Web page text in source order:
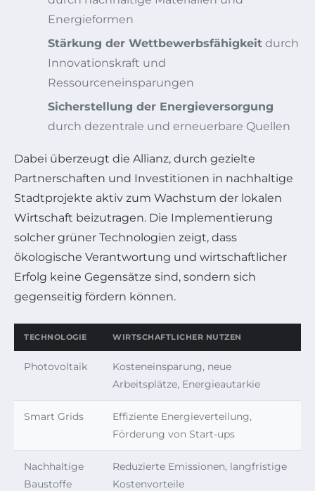
Energieformen
Stärkung der Wettbewerbsfähigkeit durch
Innovationskraft und
Ressourceneinsparungen
Sicherstellung der Energieversorgung
durch dezentrale und erneuerbare Quellen
Dabei überzeugt die Allianz, durch gezielte
Partnerschaften und Investitionen in nachhaltige
Stadtprojekte aktiv zum Wachstum der lokalen
Wirtschaft beizutragen. Die Implementierung
solcher grüner Technologien zeigt, dass
ökologische Verantwortung und wirtschaftlicher
Erfolg keine Gegensätze sind, sondern sich
gegenseitig fördern können.
TECHNOLOGIE WIRTSCHAFTLICHER NUTZEN
Photovoltaik
Kosteneinsparung, neue
Arbeitsplätze, Energieautarkie
Smart Grids
Effiziente Energieverteilung,
Förderung von Start-ups
Nachhaltige
Baustoffe
Reduzierte Emissionen, langfristige
Kostenvorteile